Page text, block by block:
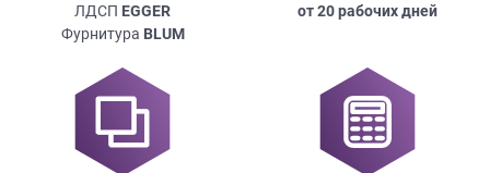
ЛДСП EGGER
Фурнитура BLUM
от 20 рабочих дней